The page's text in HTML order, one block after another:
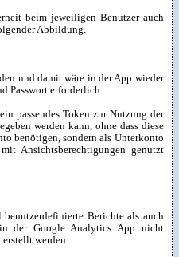
beim jeweiligen Benutzer auch
Abbildung.
und damit wäre in der App wieder
Passwort erforderlich.
passendes Token zur Nutzung der
werden kann, ohne dass diese
benötigen, sondern als Unterkonto
Ansichtsberechtigungen genutzt
Berichte als auch
der Google Analytics App nicht
werden.